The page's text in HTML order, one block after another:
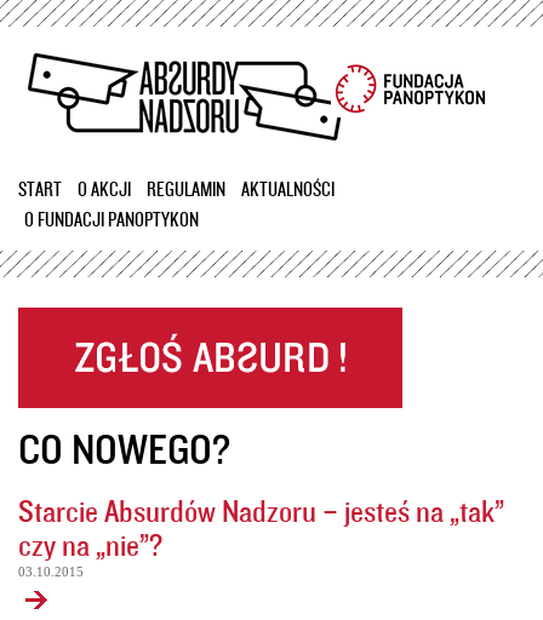
Przejdź
treści
START O AKCJI REGULAMIN
AKTUALNOŚCI
O FUNDACJI PANOPTYKON
CO NOWEGO?
Starcie Absurdów Nadzoru – jesteś na „tak”
czy na „nie”?
03.10.2015